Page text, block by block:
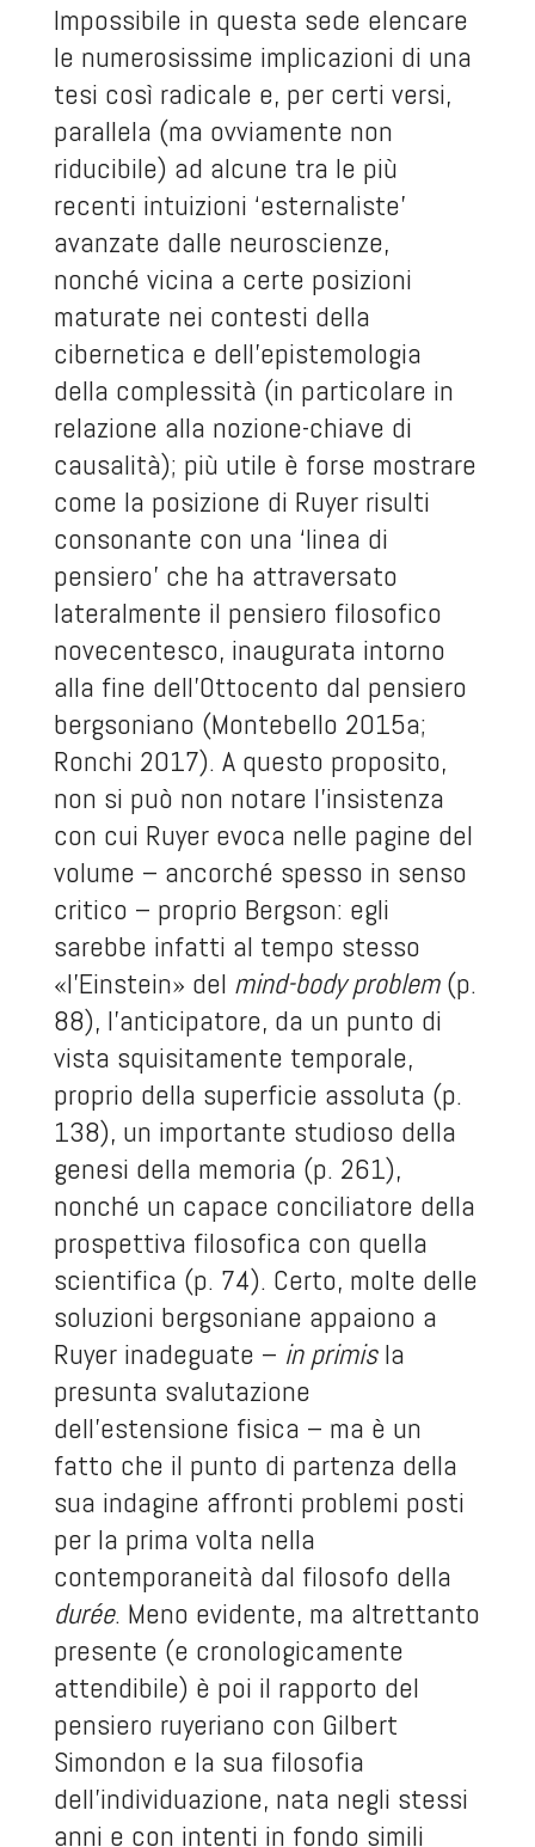
Impossibile in questa sede elencare
le numerosissime implicazioni di una
tesi così radicale e, per certi versi,
parallela (ma ovviamente non
riducibile) ad alcune tra le più
recenti intuizioni ‘esternaliste’
avanzate dalle neuroscienze,
nonché vicina a certe posizioni
maturate nei contesti della
cibernetica e dell’epistemologia
della complessità (in particolare in
relazione alla nozione-chiave di
causalità); più utile è forse mostrare
come la posizione di Ruyer risulti
consonante con una ‘linea di
pensiero’ che ha attraversato
lateralmente il pensiero filosofico
novecentesco, inaugurata intorno
alla fine dell’Ottocento dal pensiero
bergsoniano (Montebello 2015a;
Ronchi 2017). A questo proposito,
non si può non notare l’insistenza
con cui Ruyer evoca nelle pagine del
volume – ancorché spesso in senso
critico – proprio Bergson: egli
sarebbe infatti al tempo stesso
«l’Einstein» del mind-body problem(p.
88), l’anticipatore, da un punto di
vista squisitamente temporale,
proprio della superficie assoluta (p.
138), un importante studioso della
genesi della memoria (p. 261),
nonché un capace conciliatore della
prospettiva filosofica con quella
scientifica (p. 74). Certo, molte delle
soluzioni bergsoniane appaiono a
Ruyer inadeguate – in primisla
presunta svalutazione
dell’estensione fisica – ma è un
fatto che il punto di partenza della
sua indagine affronti problemi posti
per la prima volta nella
contemporaneità dal filosofo della
durée. Meno evidente, ma altrettanto
presente (e cronologicamente
attendibile) è poi il rapporto del
pensiero ruyeriano con Gilbert
Simondon e la sua filosofia
dell’individuazione, nata negli stessi
anni e con intenti in fondo simili